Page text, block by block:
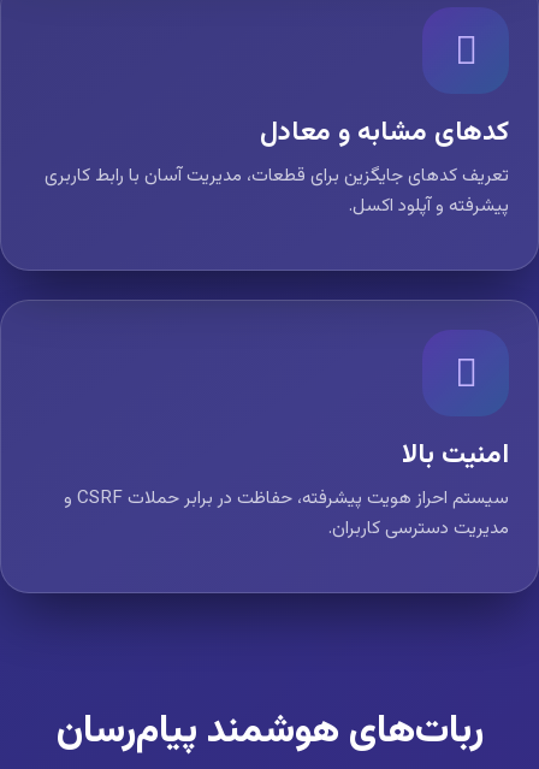
کدهای مشابه و معادل
تعریف کدهای جایگزین برای قطعات، مدیریت آسان با رابط کاربری
پیشرفته و آپلود اکسل.
امنیت بالا
سیستم احراز هویت پیشرفته، حفاظت در برابر حملات CSRF و
مدیریت دسترسی کاربران.
ربات‌های هوشمند پیام‌رسان